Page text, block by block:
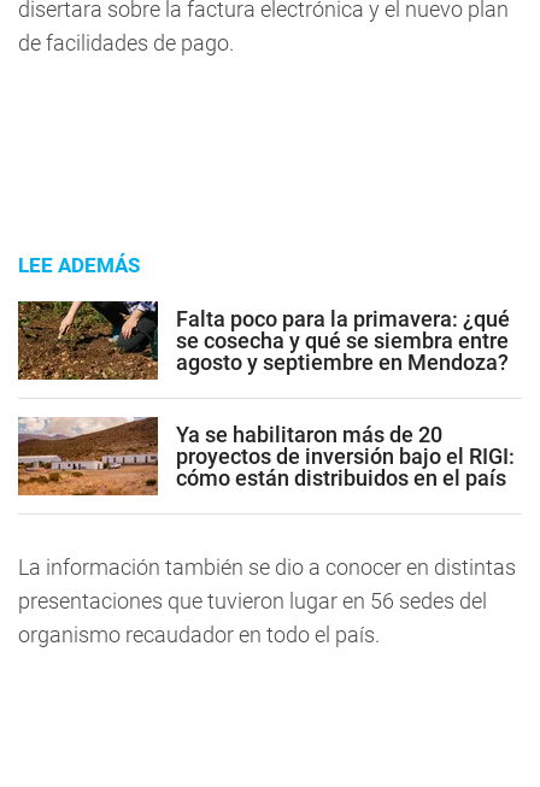
disertara sobre la factura electrónica y el nuevo plan
de facilidades de pago.
LEE ADEMÁS
Falta poco para la primavera: ¿qué
se cosecha y qué se siembra entre
agosto y septiembre en Mendoza?
Ya se habilitaron más de 20
proyectos de inversión bajo el RIGI:
cómo están distribuidos en el país
La información también se dio a conocer en distintas
presentaciones que tuvieron lugar en 56 sedes del
organismo recaudador en todo el país.